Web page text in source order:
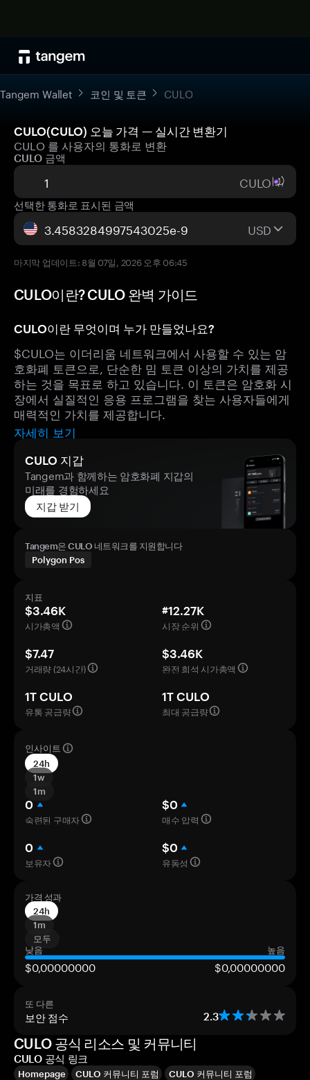
Tangem Wallet 코인 및 토큰 CULO
CULO(CULO) 오늘 가격 — 실시간 변환기
CULO 를 사용자의 통화로 변환
CULO 금액
CULO
선택한 통화로 표시된 금액
USD
마지막 업데이트: 8월 07일, 2026 오후 06:45
CULO이란? CULO 완벽 가이드
CULO이란 무엇이며 누가 만들었나요?
$CULO는 이더리움 네트워크에서 사용할 수 있는 암
호화폐 토큰으로, 단순한 밈 토큰 이상의 가치를 제공
하는 것을 목표로 하고 있습니다. 이 토큰은 암호화 시
장에서 실질적인 응용 프로그램을 찾는 사용자들에게
매력적인 가치를 제공합니다.
자세히 보기
CULO 지갑
Tangem과 함께하는 암호화폐 지갑의
미래를 경험하세요
지갑 받기
Tangem은 CULO 네트워크를 지원합니다
Polygon Pos
지표
$3.46K
시가총액
#12.27K
시장 순위
$7.47
거래량 (24시간)
$3.46K
완전 희석 시가총액
1T CULO
유통 공급량
1T CULO
최대 공급량
인사이트
24h
1w
1m
0
숙련된 구매자
$0
매수 압력
0
보유자
$0
유동성
가격 성과
24h
1m
모두
낮음
높음
$0,00000000 $0,00000000
또 다른
보안 점수 2.3
CULO 공식 리소스 및 커뮤니티
CULO 공식 링크
Homepage CULO 커뮤니티 포럼
CULO 커뮤니티 포럼